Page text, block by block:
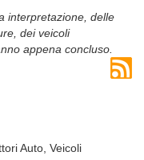
interpretazione, delle
dei veicoli
appena concluso.
Auto, Veicoli